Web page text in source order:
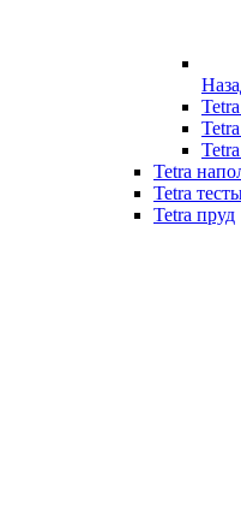
Tetra
Tetra
Tetra пруд